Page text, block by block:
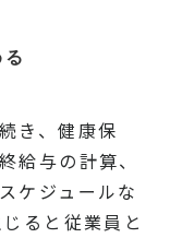
き、健康保
給与の計算、
ケジュールな
ると従業員と